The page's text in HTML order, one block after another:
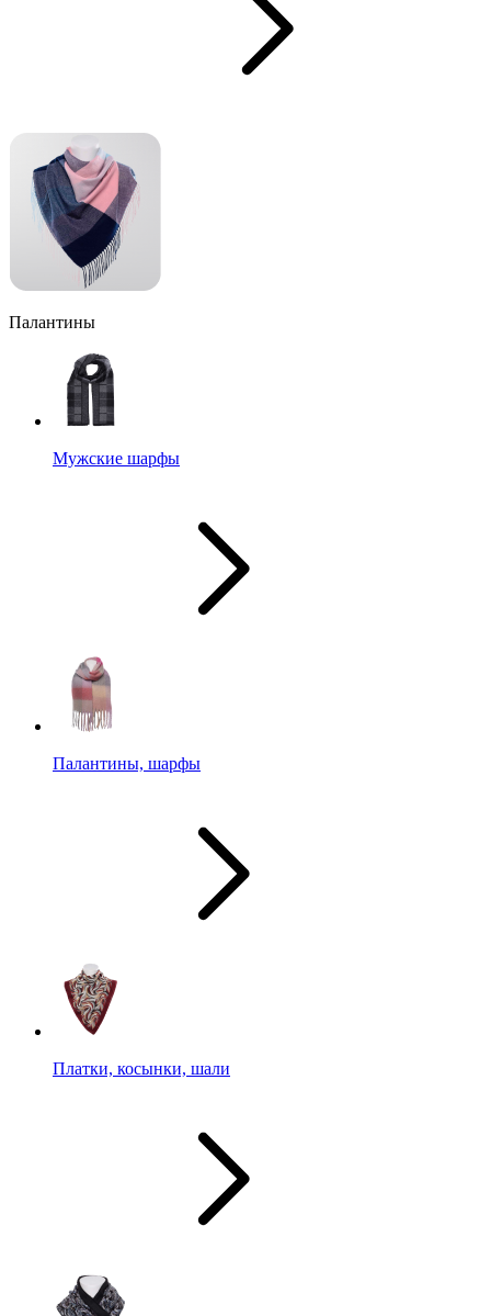
Палантины
Мужские шарфы
Палантины, шарфы
Платки, косынки, шали